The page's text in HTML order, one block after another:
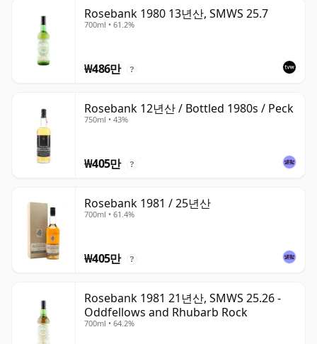
Rosebank 1980 13년산, SMWS 25.7
700ml • 61.2%
₩486만 ?
Rosebank 12년산 / Bottled 1980s / Peck
750ml • 43%
₩405만 ?
Rosebank 1981 / 25년산
700ml • 61.4%
₩405만 ?
Rosebank 1981 21년산, SMWS 25.26 -
Oddfellows and Rhubarb Rock
700ml • 64.2%